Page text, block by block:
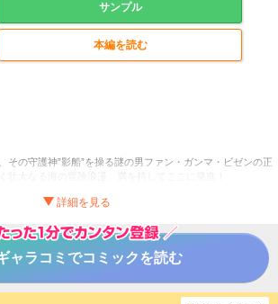
サンプル
本編を読む
その守護神”影船”を操る謎の男ファン・ガンマ・ビゼンの正
壮大なる海の冒険浪漫、満を持してここに発進！
敏
ファンタジー・SF
年マガジン
ャラコミでコミックを読む